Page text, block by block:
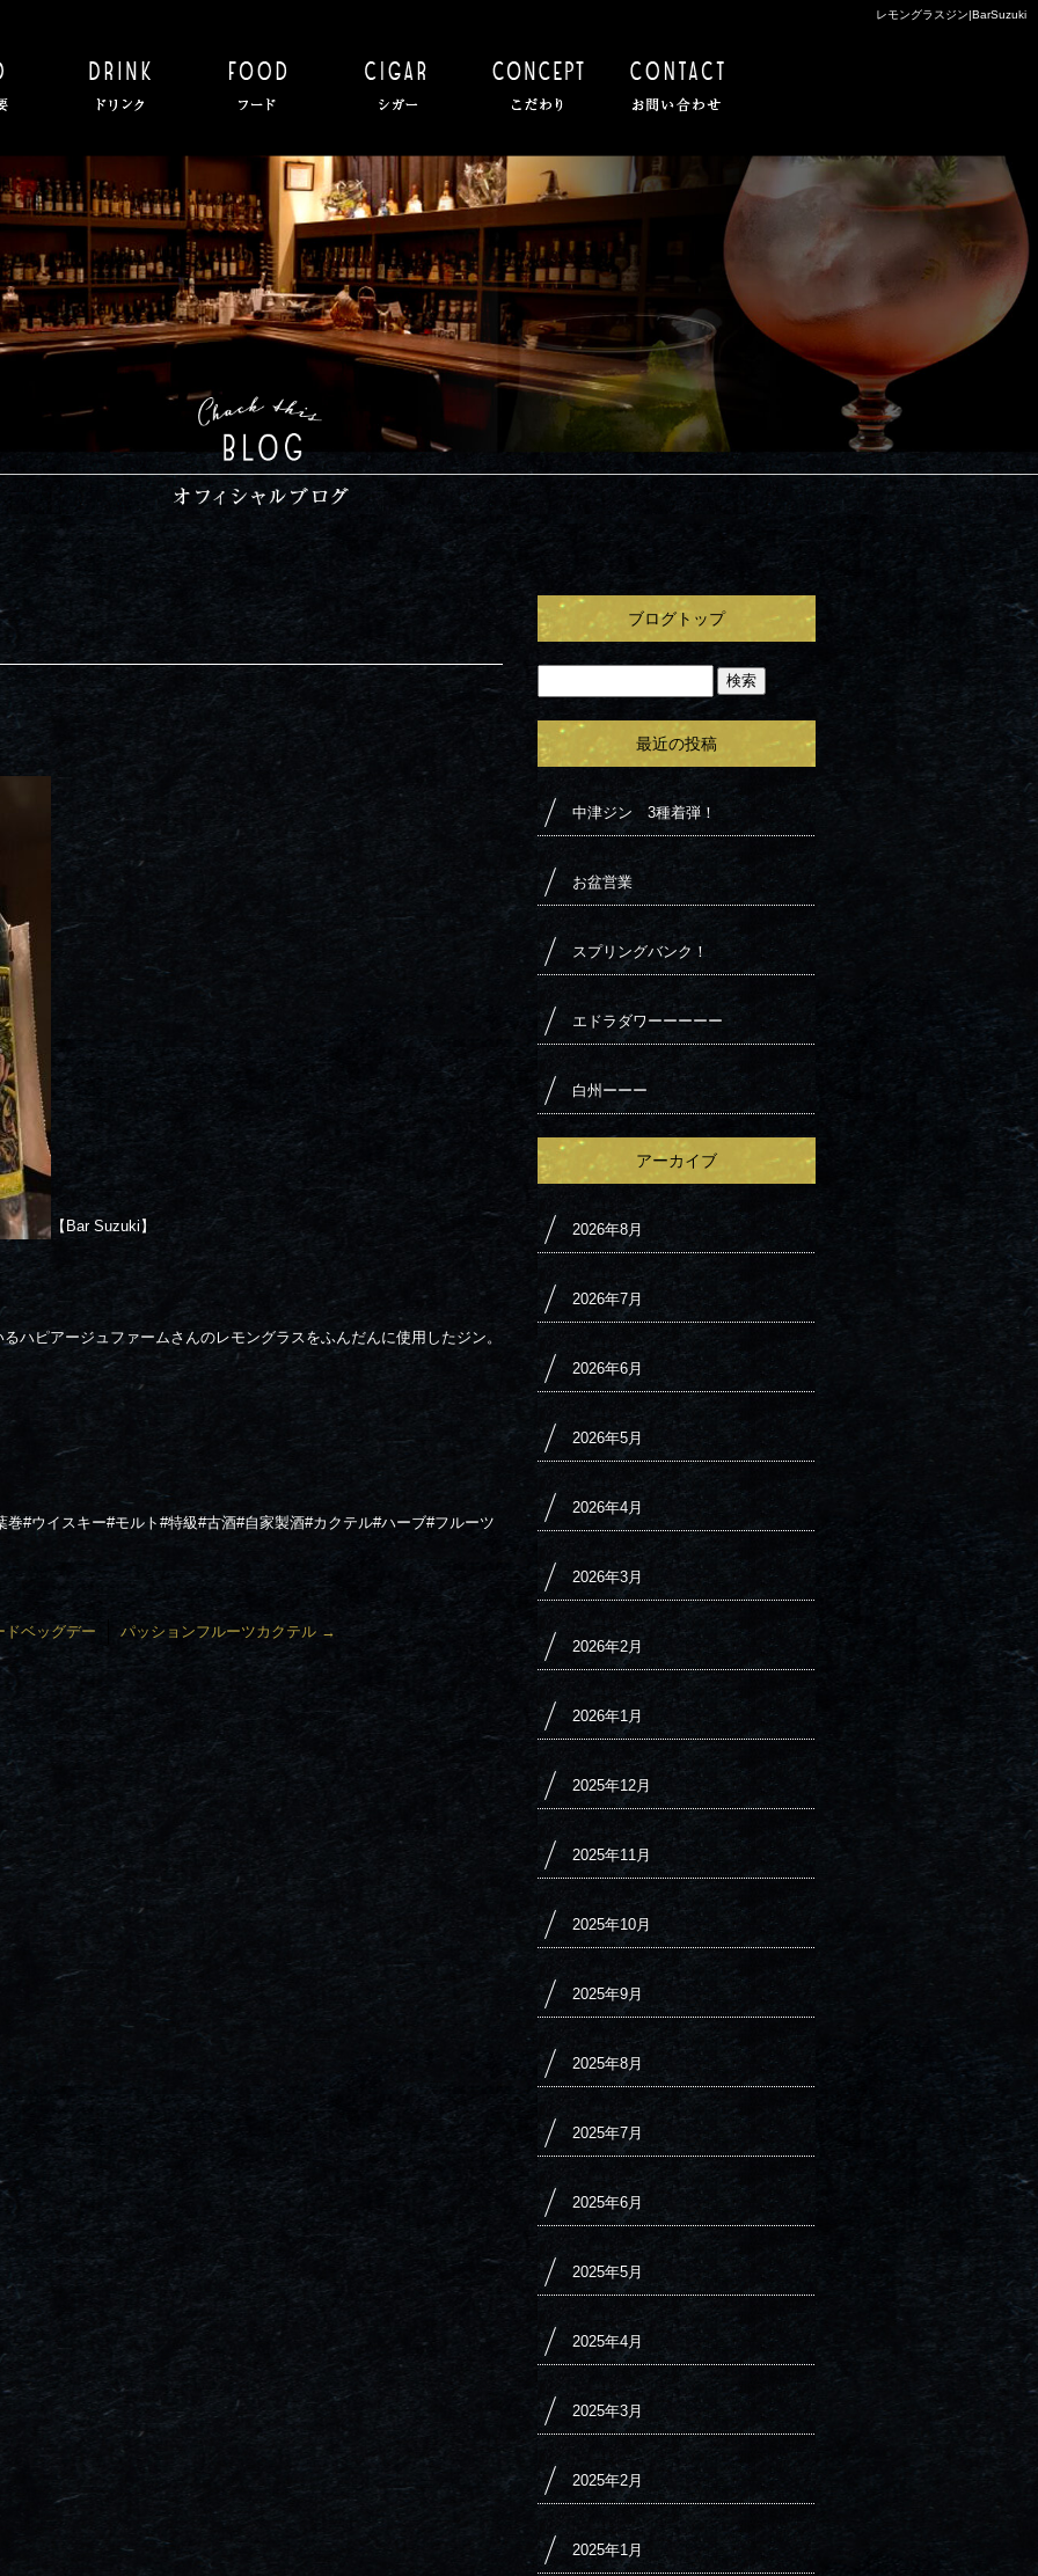
レモングラスジン|BarSuzuki
【Bar Suzuki】
ハピアージュファームさんのレモングラスをふんだんに使用したジン。
巻#ウイスキー#モルト#特級#古酒#自家製酒#カクテル#ハーブ#フルーツ
ベッグデー パッションフルーツカクテル →
ブログトップ
最近の投稿
中津ジン 3種着弾！
お盆営業
スプリングバンク！
エドラダワーーーーー
白州ーーー
アーカイブ
2026年8月
2026年7月
2026年6月
2026年5月
2026年4月
2026年3月
2026年2月
2026年1月
2025年12月
2025年11月
2025年10月
2025年9月
2025年8月
2025年7月
2025年6月
2025年5月
2025年4月
2025年3月
2025年2月
2025年1月